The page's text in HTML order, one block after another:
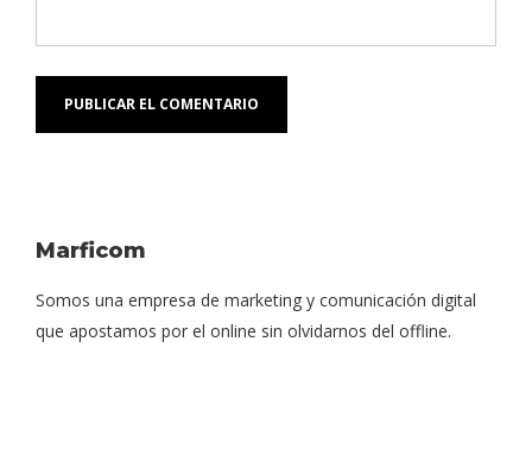
Marficom
Somos una empresa de marketing y comunicación digital
que apostamos por el online sin olvidarnos del offline.